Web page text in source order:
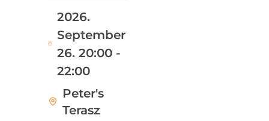
2026.
September
26. 20:00 -
22:00
Peter's
Terasz